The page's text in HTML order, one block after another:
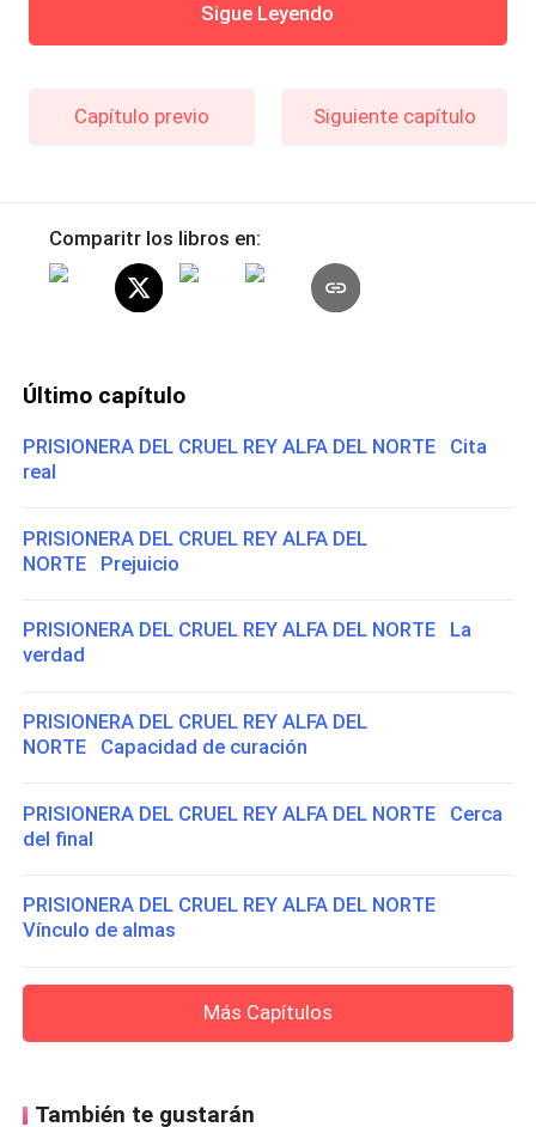
Sigue Leyendo
Capítulo previo Siguiente capítulo
Comparitr los libros en:
Último capítulo
PRISIONERA DEL CRUEL REY ALFA DEL NORTE Cita
real
PRISIONERA DEL CRUEL REY ALFA DEL
NORTE Prejuicio
PRISIONERA DEL CRUEL REY ALFA DEL NORTE La
verdad
PRISIONERA DEL CRUEL REY ALFA DEL
NORTE Capacidad de curación
PRISIONERA DEL CRUEL REY ALFA DEL NORTE Cerca
del final
PRISIONERA DEL CRUEL REY ALFA DEL NORTE
Vínculo de almas
Más Capítulos
También te gustarán